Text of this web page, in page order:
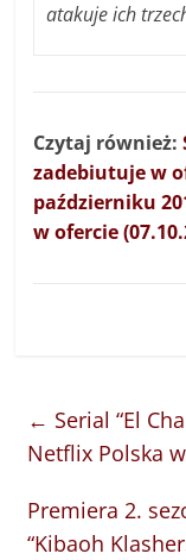
atakuje ich
Czytaj również:
zadebiutuje w
październiku
w ofercie
← Serial “El
Netflix Polska
Premiera 2.
“Kibaoh